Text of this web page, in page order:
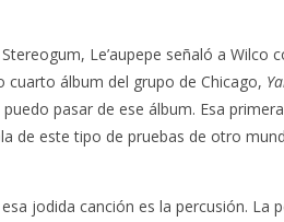
Le’aupepe señaló a Wilco
cuarto álbum del grupo de Chicago,
pasar de ese álbum. Esa
de este tipo de pruebas de otro
jodida canción es la percusión. La